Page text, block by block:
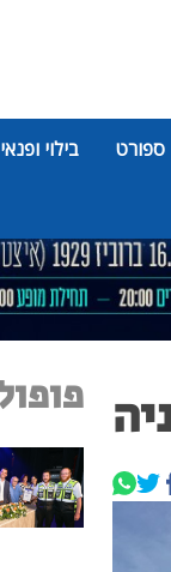
ספורט בילוי ופנאי